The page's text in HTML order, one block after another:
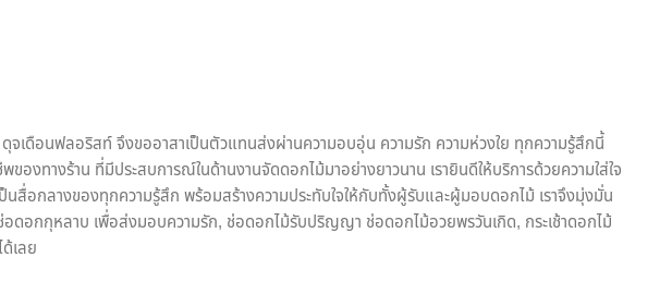
เดือนฟลอริสท์ จึงขออาสาเป็นตัวแทนส่งผ่านความอบอุ่น ความรัก ความห่วงใย ทุกความรู้สึกนี้
ทางร้าน ที่มีประสบการณ์ในด้านงานจัดดอกไม้มาอย่างยาวนาน เรายินดีให้บริการด้วยความใส่ใจ
นสื่อกลางของทุกความรู้สึก พร้อมสร้างความประทับใจให้กับทั้งผู้รับและผู้มอบดอกไม้ เราจึงมุ่งมั่น
อดอกกุหลาบ เพื่อส่งมอบความรัก, ช่อดอกไม้รับปริญญา ช่อดอกไม้อวยพรวันเกิด, กระเช้าดอกไม้
เลย